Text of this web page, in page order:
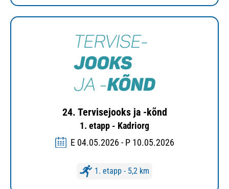
24. Tervisejooks ja -kõnd
1. etapp - Kadriorg
E 04.05.2026 - P 10.05.2026
1. etapp - 5,2 km